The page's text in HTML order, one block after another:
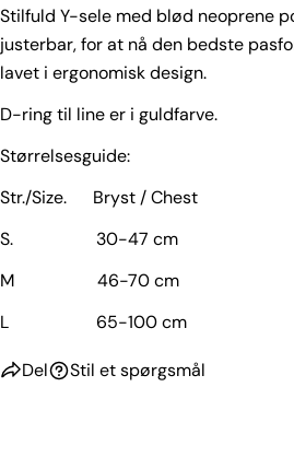
Stilfuld Y-sele med blød neoprene
justerbar, for at nå den bedste
lavet i ergonomisk design.
D-ring til line er i guldfarve.
Størrelsesguide:
Str./Size. Bryst / Chest
S. 30-47 cm
M 46-70 cm
L 65-100 cm
Del Stil et spørgsmål